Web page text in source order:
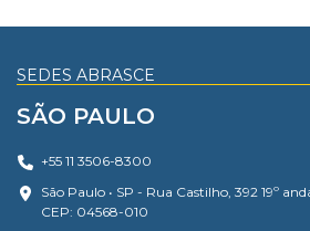
SEDES ABRASCE
SÃO PAULO
+55 11 3506-8300
São Paulo • SP - Rua Castilho, 392 19º
CEP: 04568-010